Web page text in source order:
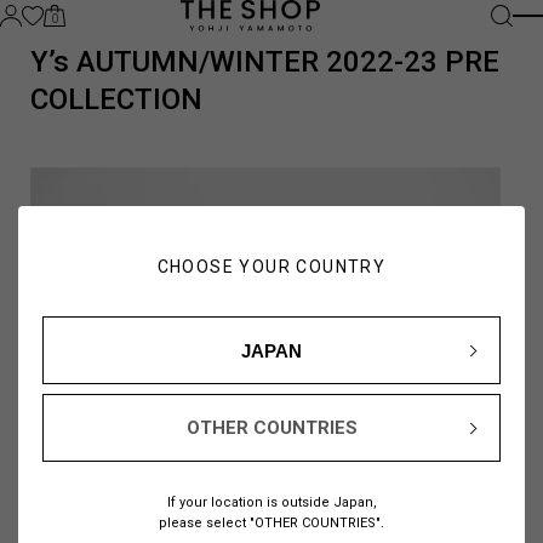
CHOOSE YOUR COUNTRY
JAPAN
OTHER COUNTRIES
If your location is outside Japan,
please select "OTHER COUNTRIES".
0
Y’s AUTUMN/WINTER 2022-23 PRE
COLLECTION